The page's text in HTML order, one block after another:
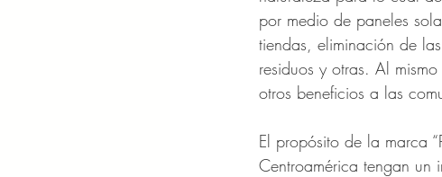
por medio de paneles
tiendas, eliminación de
residuos y otras. Al
otros beneficios a las
El propósito de la marca
Centroamérica tengan